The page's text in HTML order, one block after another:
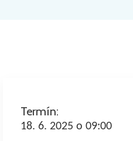
Termín:
18. 6. 2025 o 09:00